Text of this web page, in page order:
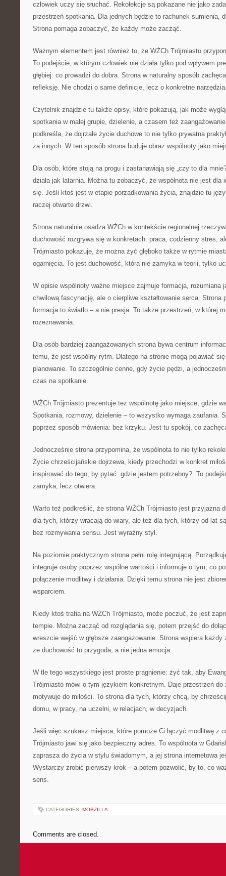
człowiek uczy się słuchać. Rekolekcje są pokazane nie jako
przestrzeń spotkania. Dla jednych będzie to rachunek sumienia,
Strona pomaga zobaczyć, że każdy może zacząć.
Ważnym elementem jest również to, że WŻCh Trójmiasto
To podejście, w którym człowiek nie działa tylko pod wpływem
głębiej: co prowadzi do dobra. Strona w naturalny sposób
refleksję. Nie chodzi o same definicje, lecz o konkretne
Czytelnik znajdzie tu także opisy, które pokazują, jak może
spotkania w małej grupie, dzielenie, a czasem też
podkreśla, że dojrzałe życie duchowe to nie tylko prywatna
za innych. W ten sposób strona buduje obraz wspólnoty jako
Dla osób, które stoją na progu i zastanawiają się „czy to dla
działa jak latarnia. Można tu zobaczyć, że wspólnota nie jest dla
się. Jeśli ktoś jest w etapie porządkowania życia, znajdzie tu
raczej otwarte drzwi.
Strona naturalnie osadza WŻCh w kontekście regionalnej
duchowość rozgrywa się w konkretach: praca, codzienny stres,
Trójmiasto pokazuje, że można żyć głęboko także w rytmie
ogarnięcia. To jest duchowość, która nie zamyka w teorii, tylko
W opisie wspólnoty ważne miejsce zajmuje formacja, rozumiana
chwilową fascynację, ale o cierpliwe kształtowanie serca. Strona
formacja to światło – a nie presja. To także przestrzeń, w której
rozeznawania.
Dla osób bardziej zaangażowanych strona bywa centrum
temu, że jest wspólny rytm. Dlatego na stronie mogą pojawiać się
planowanie. To szczególnie cenne, gdy życie pędzi, a
czas na spotkanie.
WŻCh Trójmiasto prezentuje też wspólnotę jako miejsce, gdzie
Spotkania, rozmowy, dzielenie – to wszystko wymaga zaufania.
poprzez sposób mówienia: bez krzyku. Jest tu spokój, co
Jednocześnie strona przypomina, że wspólnota to nie tylko
Życie chrześcijańskie dojrzewa, kiedy przechodzi w konkret
inspirować do tego, by pytać: gdzie jestem potrzebny?. To
zamyka, lecz otwiera.
Warto też podkreślić, że strona WŻCh Trójmiasto jest przyjazna
dla tych, którzy wracają do wiary, ale też dla tych, którzy od lat
bez rozmywania sensu. Jest wyraźny styl.
Na poziomie praktycznym strona pełni rolę integrującą.
integruje osoby poprzez wspólne wartości i informuje o tym, co
połączenie modlitwy i działania. Dzięki temu strona nie jest
wsparciem.
Kiedy ktoś trafia na WŻCh Trójmiasto, może poczuć, że jest
tempie. Można zacząć od rozglądania się, potem przejść do
wreszcie wejść w głębsze zaangażowanie. Strona wspiera
że duchowość to przygoda, a nie jedna emocja.
W tle tego wszystkiego jest proste pragnienie: żyć tak, aby
Trójmiasto mówi o tym językiem konkretnym. Daje przestrzeń do
motywuje do miłości. To strona dla tych, którzy chcą, by
domu, w pracy, na uczelni, w relacjach, w decyzjach.
Jeśli więc szukasz miejsca, które pomoże Ci łączyć modlitwę z
Trójmiasto jawi się jako bezpieczny adres. To wspólnota w
zaprasza do życia w stylu świadomym, a jej strona internetowa
Wystarczy zrobić pierwszy krok – a potem pozwolić, by to, co
sens.
CATEGORIES: MOBZILLA
Comments are closed.